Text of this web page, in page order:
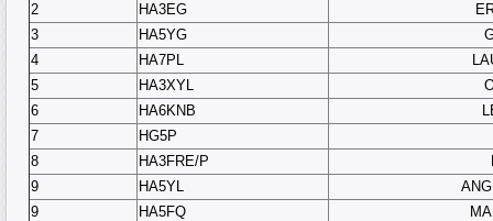
2
HA3EG
3
HA5YG
4
HA7PL
5
HA3XYL
6
HA6KNB
7
HG5P
8
HA3FRE/P
9
HA5YL
9
HA5FQ